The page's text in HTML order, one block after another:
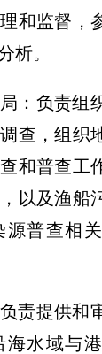
和监督，
析。
：负责组
查，组织
和普查工
以及渔船
源普查相
责提供和
海水域与